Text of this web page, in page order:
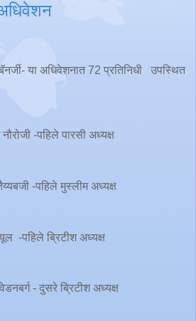
या अधिवेशनात 72 प्रतिनिधी उपस्थित
-पहिले पारसी अध्यक्ष
-पहिले मुस्लीम अध्यक्ष
-पहिले ब्रिटीश अध्यक्ष
- दुसरे ब्रिटीश अध्यक्ष